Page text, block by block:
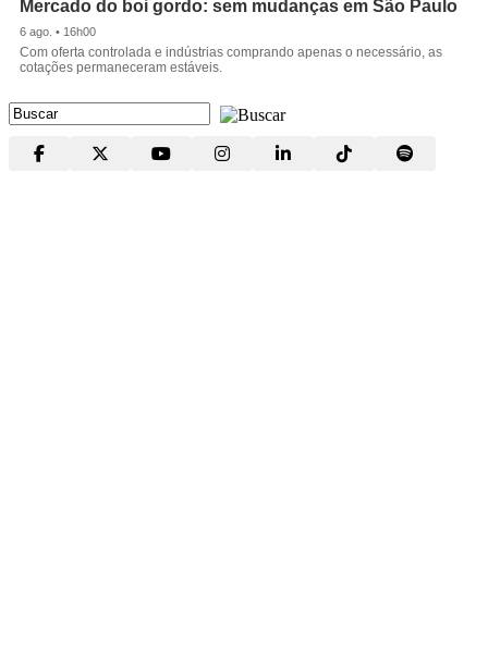
Mercado do boi gordo: sem mudanças em São Paulo
6 ago. • 16h00
Com oferta controlada e indústrias comprando apenas o necessário, as
cotações permaneceram estáveis.